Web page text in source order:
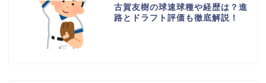
古賀友樹の球速球種や経歴は？進
路とドラフト評価も徹底解説！